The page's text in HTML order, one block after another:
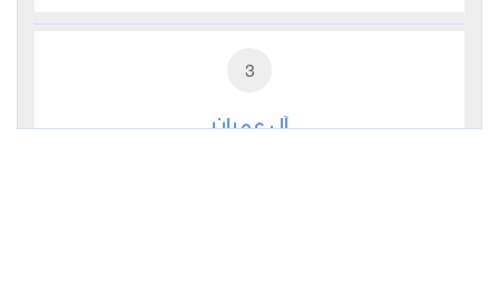
3
آل عمران